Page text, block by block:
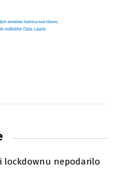
lockdownu nepodarilo